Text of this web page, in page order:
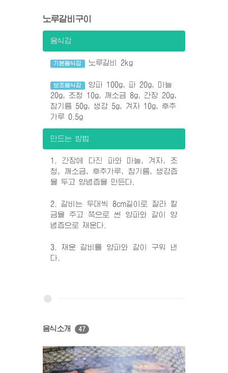
노루갈비구이
음식감
기본음식감 노루갈비 2kg
보조음식감
양파 100g, 파 20g, 마늘
20g, 조청 10g, 깨소금 8g, 간장 20g,
참기름 50g, 생강 5g, 겨자 10g, 후추
가루 0.5g
만드는 방법
1. 간장에 다진 파와 마늘, 겨자, 조
청, 깨소금, 후추가루, 참기름, 생강즙
을 두고 양념즙을 만든다.
2. 갈비는 두대씩 8cm길이로 잘라 칼
금을 주고 쪽으로 썬 양파와 같이 양
념즙으로 재운다.
3. 재운 갈비를 양파와 같이 구워 낸
다.
음식소개 47